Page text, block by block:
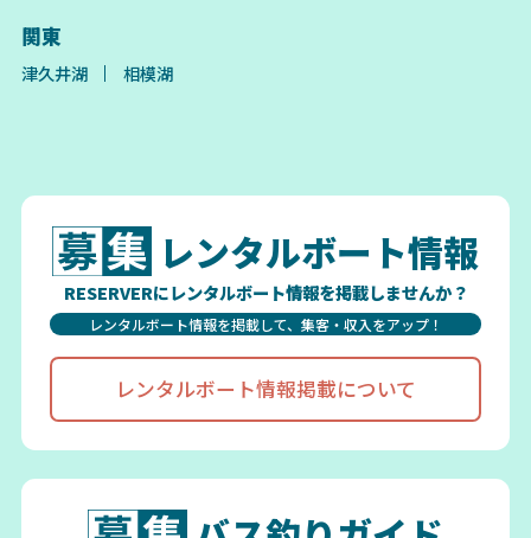
関東
津久井湖 相模湖
レンタルボート情報
RESERVERにレンタルボート情報を掲載しませんか？
レンタルボート情報を掲載して、集客・収入をアップ！
レンタルボート情報掲載について